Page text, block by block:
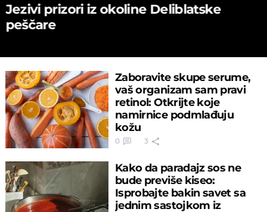
Jezivi prizori iz okoline Deliblatske
peščare
Zaboravite skupe serume,
vaš organizam sam pravi
retinol: Otkrijte koje
namirnice podmlađuju
kožu
0 3
Kako da paradajz sos ne
bude previše kiseo:
Isprobajte bakin savet sa
jednim sastojkom iz